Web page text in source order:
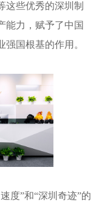
这些优秀的深圳制
能力，赋予了中国
国根基的作用。
”和“深圳奇迹”的